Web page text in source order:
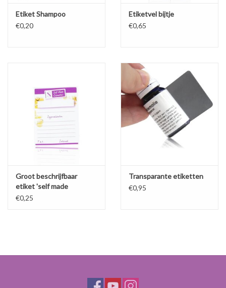
Etiket Shampoo
€0,20
Etiketvel bijtje
€0,65
Groot beschrijfbaar
etiket 'self made
cosmetics'
€0,25
Transparante etiketten
€0,95